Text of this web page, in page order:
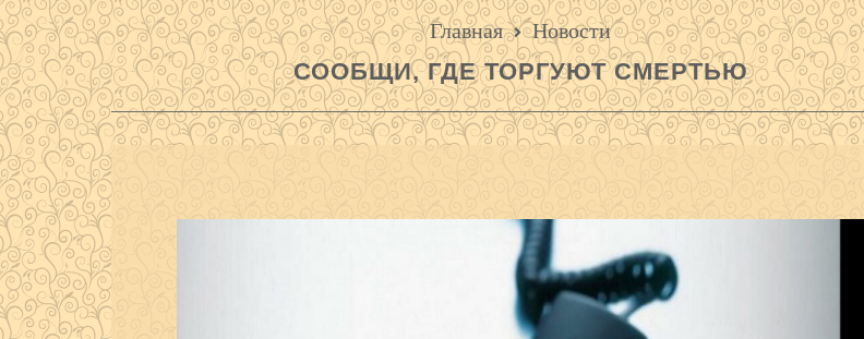
Главная Новости
СООБЩИ, ГДЕ ТОРГУЮТ СМЕРТЬЮ